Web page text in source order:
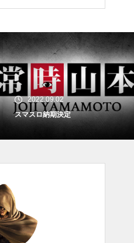
2022.09.02
スマスロ納期決定